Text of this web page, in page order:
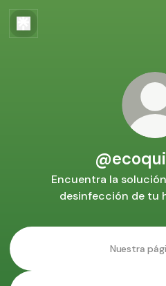
Encuentra la
desinfección de tu
Nuestra